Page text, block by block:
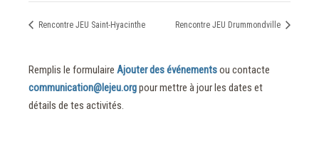
Rencontre JEU Saint-Hyacinthe Rencontre JEU Drummondville
Remplis le formulaire Ajouter des événementsou contacte
communication@lejeu.orgpour mettre à jour les dates et
détails de tes activités.